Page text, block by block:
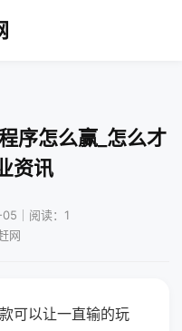
序怎么赢_怎么才
资讯
｜阅读：1
网
可以让一直输的玩